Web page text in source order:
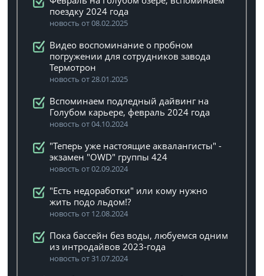
поездку 2024 года
новость от 08.02.2025
Видео воспоминание о пробном
погружении для сотрудников завода
Термотрон
новость от 28.01.2025
Вспоминаем подледный дайвинг на
Голубом карьере, февраль 2024 года
новость от 04.10.2024
"Теперь уже настоящие аквалангисты" -
экзамен "OWD" группы 424
новость от 02.09.2024
"Есть недоработки" или кому нужно
жить подо льдом!?
новость от 12.08.2024
Пока бассейн без воды, любуемся одним
из интродайвов 2023-года
новость от 31.07.2024